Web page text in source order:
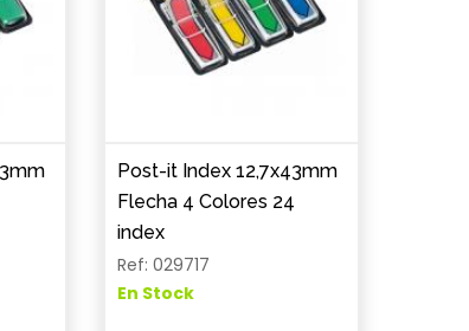
Post-it Index 12,7x43mm
Flecha 4 Colores 24
index
Ref: 029717
En Stock